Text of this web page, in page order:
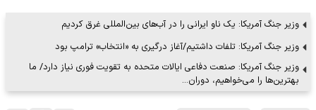
وزیر جنگ آمریکا: یک ناو ایرانی را در آب‌های بین‌المللی غرق کردیم
وزیر جنگ آمریکا: تلفات داشتیم/آغاز درگیری به «انتخاب» ترامپ بود
وزیر جنگ آمریکا: صنعت دفاعی ایالات متحده به تقویت فوری نیاز دارد/ ما
بهترین‌ها را می‌خواهیم، دوران…